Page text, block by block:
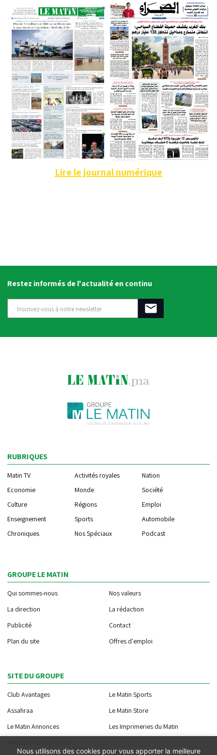
Lire le journal numérique
Restez informés de l'actualité en continu
RUBRIQUES
Matin TV Activités royales
Nation
Economie
Monde
Société
Culture
Régions
Emploi
Enseignement
Sports
Automobile
Chroniques
Nos Spéciaux Podcast
GROUPE LE MATIN
Qui sommes-nous
Nos valeurs
La direction
La rédaction
Publicité
Contact
Plan du site
Offres d'emploi
SITE DU GROUPE
Club Avantages
Le Matin Sports
Assahraa
Le Matin Store
Le Matin Annonces
Les Imprimeries du Matin
Nous utilisons des cookies pour vous apporter la meilleure